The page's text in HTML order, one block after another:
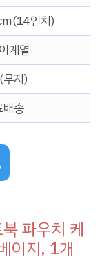
인치)
계열
지)
배송
파우치 케
이지, 1개